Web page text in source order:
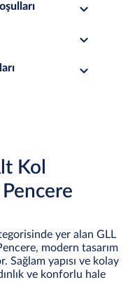
Kol
yer alan GLL
modern tasarım
yapısı ve kolay
ve konforlu hale